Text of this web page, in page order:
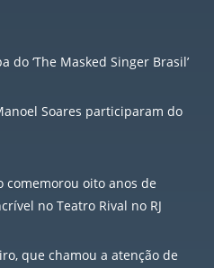
do ‘The Masked Singer Brasil’
Soares participaram do
comemorou oito anos de
no Teatro Rival no RJ
que chamou a atenção de